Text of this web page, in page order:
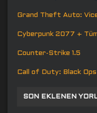
Grand Theft Auto:
Cyberpunk 2077 + Tüm
Counter-Strike 1.5
Call of Duty: Black Ops
SON EKLENEN